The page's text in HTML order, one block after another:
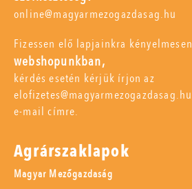
online@magyarmezogazdasag.hu
Fizessen elő lapjainkra kényelmesen
webshopunkban,
kérdés esetén kérjük írjon az
elofizetes@magyarmezogazdasag.hu
e-mail címre.
Agrárszaklapok
Magyar Mezőgazdaság